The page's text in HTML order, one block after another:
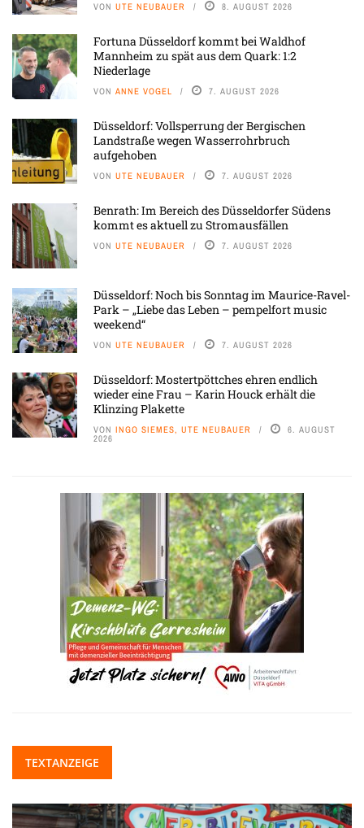
VON UTE NEUBAUER 8. AUGUST 2026
Fortuna Düsseldorf kommt bei Waldhof
Mannheim zu spät aus dem Quark: 1:2
Niederlage
VON ANNE VOGEL 7. AUGUST 2026
Düsseldorf: Vollsperrung der Bergischen
Landstraße wegen Wasserrohrbruch
aufgehoben
VON UTE NEUBAUER 7. AUGUST 2026
Benrath: Im Bereich des Düsseldorfer Südens
kommt es aktuell zu Stromausfällen
VON UTE NEUBAUER 7. AUGUST 2026
Düsseldorf: Noch bis Sonntag im Maurice-Ravel-
Park – „Liebe das Leben – pempelfort music
weekend“
VON UTE NEUBAUER 7. AUGUST 2026
Düsseldorf: Mostertpöttches ehren endlich
wieder eine Frau – Karin Houck erhält die
Klinzing Plakette
VON INGO SIEMES, UTE NEUBAUER 6. AUGUST
2026
TEXTANZEIGE